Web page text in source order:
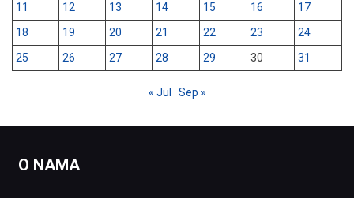
11
12 13 14 15 16
17
18
19 20 21 22 23
24
25
26 27 28 29 30 31
« Jul Sep »
O NAMA